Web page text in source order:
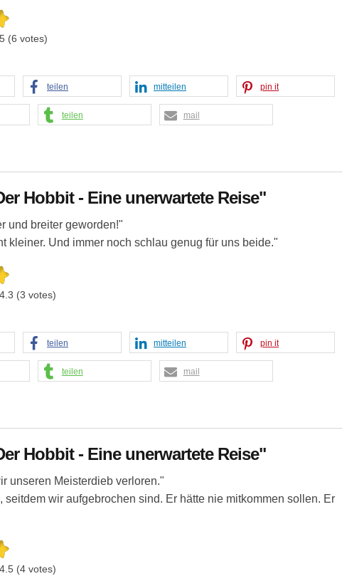
5 (6 votes)
teilen mitteilen pin it
teilen mail
Hobbit - Eine unerwartete Reise"
und breiter geworden!"
kleiner. Und immer noch schlau genug für uns beide."
4.3 (3 votes)
teilen mitteilen pin it
teilen mail
Hobbit - Eine unerwartete Reise"
unseren Meisterdieb verloren."
seitdem wir aufgebrochen sind. Er hätte nie mitkommen sollen. Er
4.5 (4 votes)